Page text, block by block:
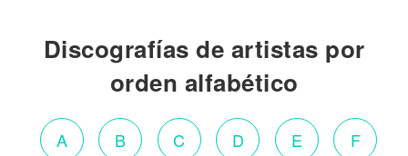
Discografías de artistas por
orden alfabético
A B C D E F